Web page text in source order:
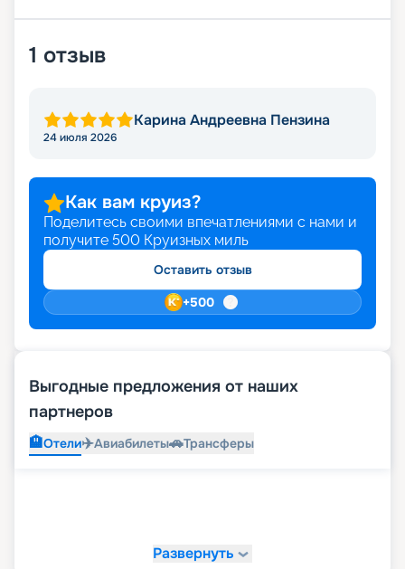
1 отзыв
Карина Андреевна Пензина
24 июля 2026
Как вам круиз?
Поделитесь своими впечатлениями с нами и
получите 500 Круизных миль
Оставить отзыв
+500
Выгодные предложения от наших
партнеров
🏨Отели✈️Авиабилеты🚗Трансферы
Развернуть